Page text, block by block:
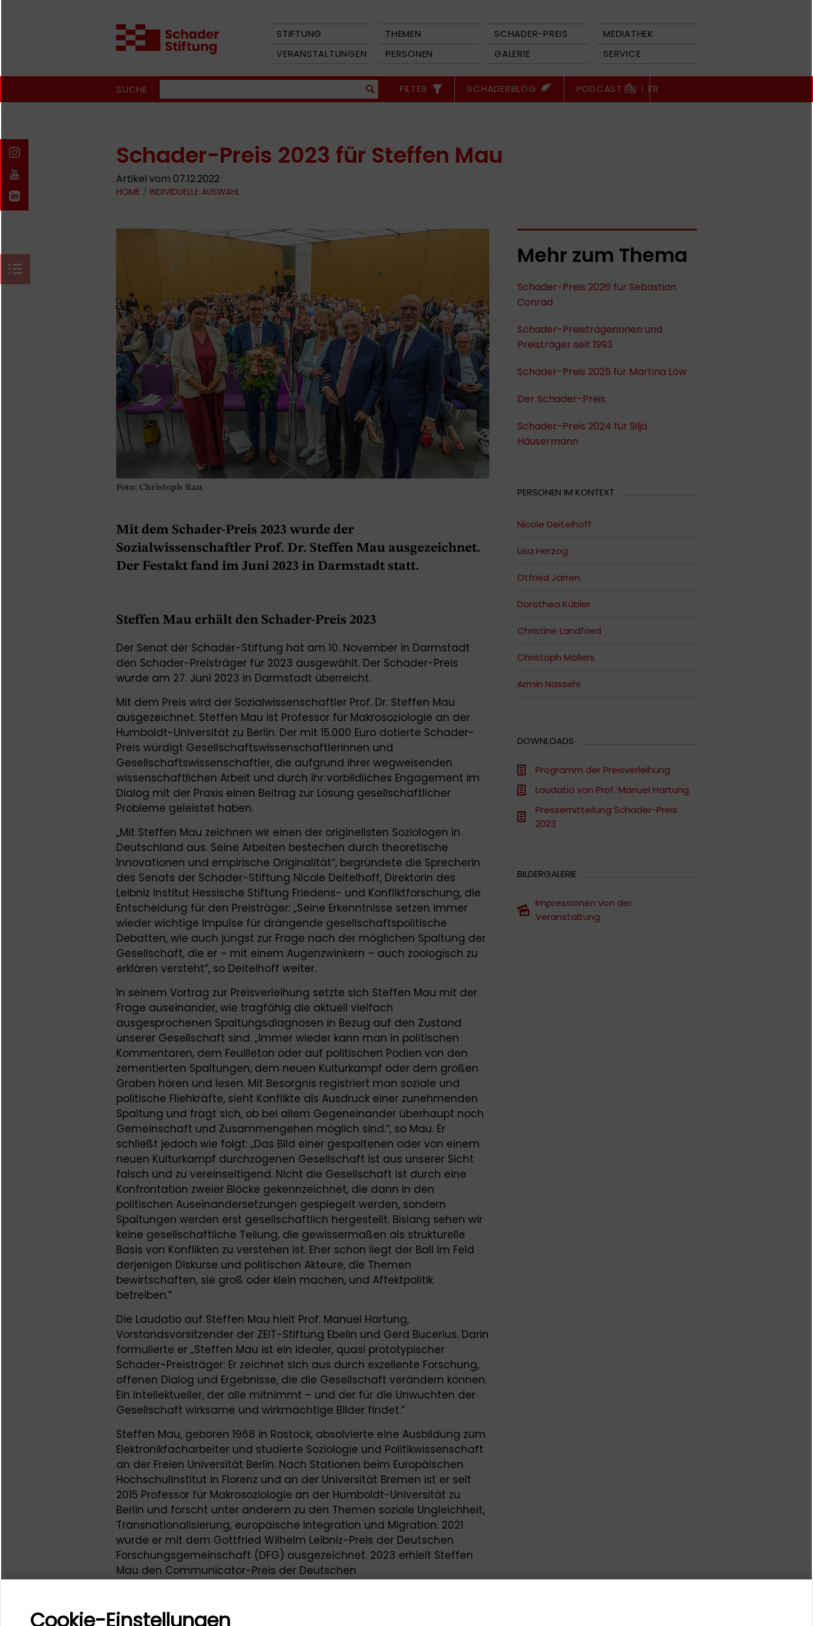
STIFTUNG THEMEN SCHADER-PREIS
MEDIATHEK
VERANSTALTUNGEN
PERSONEN GALERIE SERVICE
SUCHE FILTER SCHADERBLOG PODCAST EN | FR
Schader-Preis 2023 für Steffen Mau
Artikel vom 07.12.2022
HOME / INDIVIDUELLE AUSWAHL
Foto: Christoph Rau
Mit dem Schader-Preis 2023 wurde der
Sozialwissenschaftler Prof. Dr. Steffen Mau ausgezeichnet.
Der Festakt fand im Juni 2023 in Darmstadt statt.
Steffen Mau erhält den Schader-Preis 2023
Der Senat der Schader-Stiftung hat am 10. November in Darmstadt
den Schader-Preisträger für 2023 ausgewählt. Der Schader-Preis
wurde am 27. Juni 2023 in Darmstadt überreicht.
Mit dem Preis wird der Sozialwissenschaftler Prof. Dr. Steffen Mau
ausgezeichnet. Steffen Mau ist Professor für Makrosoziologie an der
Humboldt-Universität zu Berlin. Der mit 15.000 Euro dotierte Schader-
Preis würdigt Gesellschaftswissenschaftlerinnen und
Gesellschaftswissenschaftler, die aufgrund ihrer wegweisenden
wissenschaftlichen Arbeit und durch ihr vorbildliches Engagement im
Dialog mit der Praxis einen Beitrag zur Lösung gesellschaftlicher
Probleme geleistet haben.
„Mit Steffen Mau zeichnen wir einen der originellsten Soziologen in
Deutschland aus. Seine Arbeiten bestechen durch theoretische
Innovationen und empirische Originalität“, begründete die Sprecherin
des Senats der Schader-Stiftung Nicole Deitelhoff, Direktorin des
Leibniz Institut Hessische Stiftung Friedens- und Konfliktforschung, die
Entscheidung für den Preisträger: „Seine Erkenntnisse setzen immer
wieder wichtige Impulse für drängende gesellschaftspolitische
Debatten, wie auch jüngst zur Frage nach der möglichen Spaltung der
Gesellschaft, die er – mit einem Augenzwinkern – auch zoologisch zu
erklären versteht“, so Deitelhoff weiter.
In seinem Vortrag zur Preisverleihung setzte sich Steffen Mau mit der
Frage auseinander, wie tragfähig die aktuell vielfach
ausgesprochenen Spaltungsdiagnosen in Bezug auf den Zustand
unserer Gesellschaft sind. „Immer wieder kann man in politischen
Kommentaren, dem Feuilleton oder auf politischen Podien von den
zementierten Spaltungen, dem neuen Kulturkampf oder dem großen
Graben hören und lesen. Mit Besorgnis registriert man soziale und
politische Fliehkräfte, sieht Konflikte als Ausdruck einer zunehmenden
Spaltung und fragt sich, ob bei allem Gegeneinander überhaupt noch
Gemeinschaft und Zusammengehen möglich sind.“, so Mau. Er
schließt jedoch wie folgt: „Das Bild einer gespaltenen oder von einem
neuen Kulturkampf durchzogenen Gesellschaft ist aus unserer Sicht
falsch und zu vereinseitigend. Nicht die Gesellschaft ist durch eine
Konfrontation zweier Blöcke gekennzeichnet, die dann in den
politischen Auseinandersetzungen gespiegelt werden, sondern
Spaltungen werden erst gesellschaftlich hergestellt. Bislang sehen wir
keine gesellschaftliche Teilung, die gewissermaßen als strukturelle
Basis von Konflikten zu verstehen ist. Eher schon liegt der Ball im Feld
derjenigen Diskurse und politischen Akteure, die Themen
bewirtschaften, sie groß oder klein machen, und Affektpolitik
betreiben.“
Die Laudatio auf Steffen Mau hielt Prof. Manuel Hartung,
Vorstandsvorsitzender der ZEIT-Stiftung Ebelin und Gerd Bucerius. Darin
formulierte er „Steffen Mau ist ein idealer, quasi prototypischer
Schader-Preisträger: Er zeichnet sich aus durch exzellente Forschung,
offenen Dialog und Ergebnisse, die die Gesellschaft verändern können.
Ein Intellektueller, der alle mitnimmt – und der für die Unwuchten der
Gesellschaft wirksame und wirkmächtige Bilder findet.”
Steffen Mau, geboren 1968 in Rostock, absolvierte eine Ausbildung zum
Elektronikfacharbeiter und studierte Soziologie und Politikwissenschaft
an der Freien Universität Berlin. Nach Stationen beim Europäischen
Hochschulinstitut in Florenz und an der Universität Bremen ist er seit
2015 Professor für Makrosoziologie an der Humboldt-Universität zu
Berlin und forscht unter anderem zu den Themen soziale Ungleichheit,
Transnationalisierung, europäische Integration und Migration. 2021
wurde er mit dem Gottfried Wilhelm Leibniz-Preis der Deutschen
Forschungsgemeinschaft (DFG) ausgezeichnet. 2023 erhielt Steffen
Mau den Communicator-Preis der Deutschen
Verliehen wird der Schader-Preis vom Senat der Schader-Stiftung,
Mehr zum Thema
Schader-Preis 2026 für Sebastian
Conrad
Schader-Preisträgerinnen und
Preisträger seit 1993
Schader-Preis 2025 für Martina Löw
Der Schader-Preis
Schader-Preis 2024 für Silja
Häusermann
PERSONEN IM KONTEXT
Nicole Deitelhoff
Lisa Herzog
Otfried Jarren
Dorothea Kübler
Christine Landfried
Christoph Möllers
Armin Nassehi
DOWNLOADS
Programm der Preisverleihung
Laudatio von Prof. Manuel Hartung
Pressemitteilung Schader-Preis
2023
BILDERGALERIE
Impressionen von der
Veranstaltung
Cookie-Einstellungen